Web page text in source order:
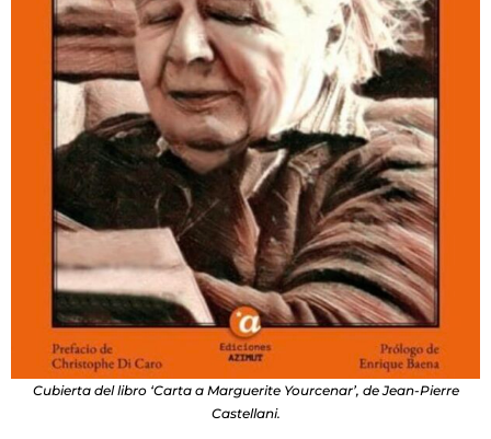
Cubierta del libro ‘Carta a Marguerite Yourcenar’, de Jean-Pierre
Castellani.